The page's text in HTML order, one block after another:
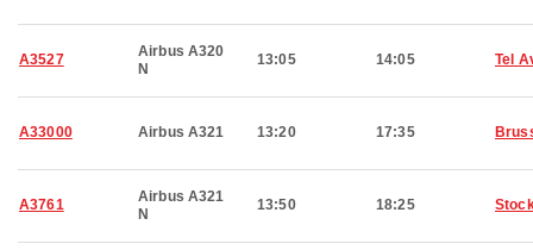
A3527
Airbus A320
N
13:05 14:05 Tel
A33000 Airbus A321 13:20 17:35
A3761
Airbus A321
N
13:50 18:25